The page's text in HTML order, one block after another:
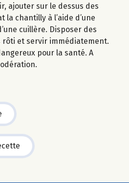
ajouter sur le dessus des
la chantilly à l’aide d’une
cuillère. Disposer des
rôti et servir immédiatement.
pour la santé. A